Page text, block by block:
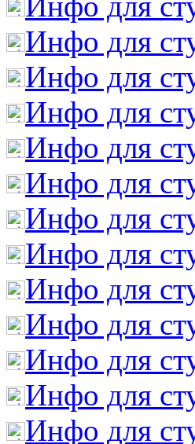
Инфо для
Инфо для
Инфо для
Инфо для
Инфо для
Инфо для
Инфо для
Инфо для
Инфо для
Инфо для
Инфо для
Инфо для